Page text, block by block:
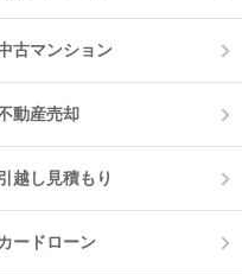
古マンション
動産売却
越し見積もり
ードローン